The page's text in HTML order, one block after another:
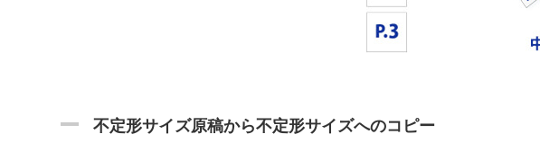
不定形サイズ原稿から不定形サイズへのコピー